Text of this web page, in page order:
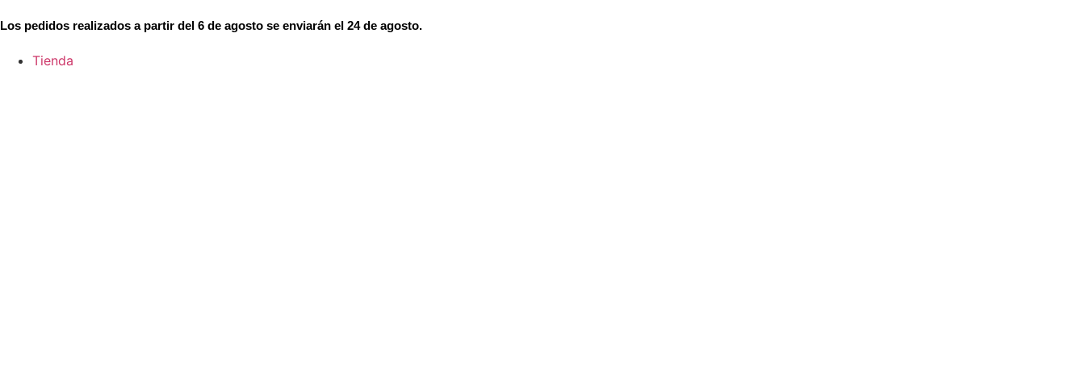
Los pedidos realizados a partir del 6 de agosto se enviarán el 24 de agosto.
Tienda